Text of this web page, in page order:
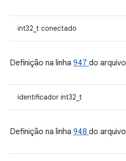
int32_t conectado
Definição na linha 947 do arquivo
identificador int32_t
Definição na linha 948 do arquivo